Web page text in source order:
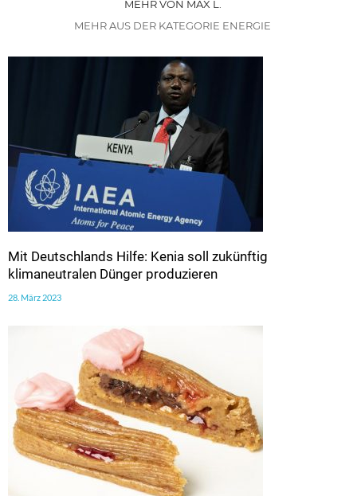
MEHR VON MAX L.
MEHR AUS DER KATEGORIE ENERGIE
Mit Deutschlands Hilfe: Kenia soll zukünftig
klimaneutralen Dünger produzieren
28. März 2023